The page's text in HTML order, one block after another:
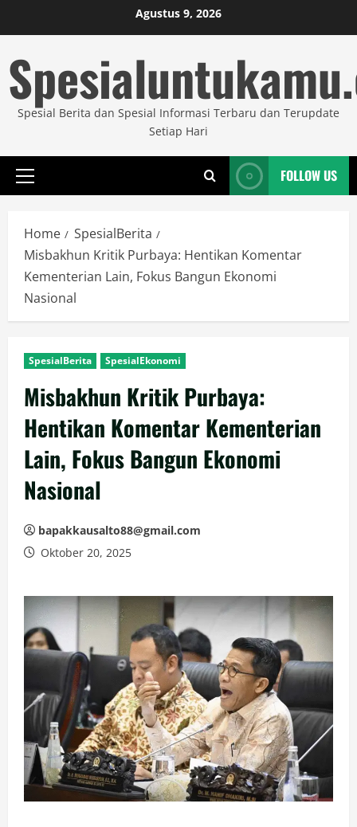
to
Agustus 9, 2026
Spesial Berita dan Spesial Informasi Terbaru dan Terupdate
Setiap Hari
Primary
FOLLOW US
Home
SpesialBerita
Misbakhun Kritik Purbaya: Hentikan Komentar
Kementerian Lain, Fokus Bangun Ekonomi
Nasional
SpesialBerita SpesialEkonomi
Misbakhun Kritik Purbaya:
Hentikan Komentar Kementerian
Lain, Fokus Bangun Ekonomi
Nasional
bapakkausalto88@gmail.com
Oktober 20, 2025